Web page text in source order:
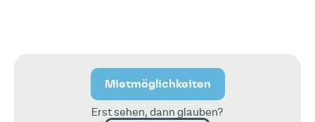
Mietmöglichkeiten
Erst sehen, dann glauben?